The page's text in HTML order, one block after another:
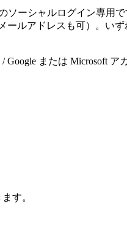
ソーシャルログイン専用で
ールアドレスも可）。い
/ Google または Microsoft
す。